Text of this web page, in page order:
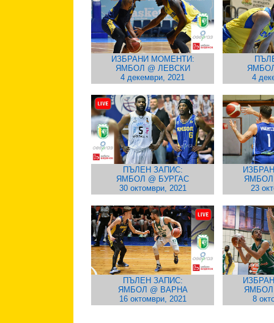
ИЗБРАНИ МОМЕНТИ:
ЯМБОЛ @ ЛЕВСКИ
4 декември, 2021
4
ПЪЛЕН ЗАПИС:
ЯМБОЛ @ БУРГАС
30 октомври, 2021
ЯМБОЛ
23
ПЪЛЕН ЗАПИС:
ЯМБОЛ @ ВАРНА
16 октомври, 2021
ЯМБОЛ
8